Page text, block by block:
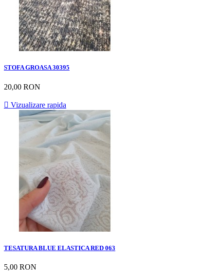
STOFA GROASA 30395
20,00 RON
 Vizualizare rapida
TESATURA BLUE ELASTICA RED 063
5,00 RON